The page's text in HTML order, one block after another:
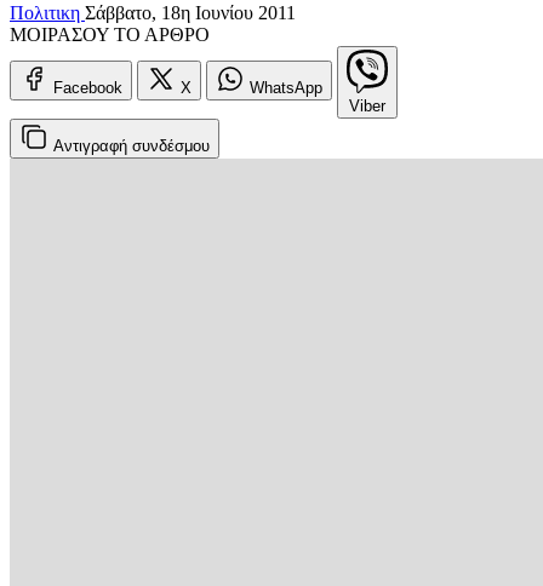
Πολιτικη Σάββατο, 18η Ιουνίου 2011
ΜΟΙΡΑΣΟΥ ΤΟ ΑΡΘΡΟ
Facebook X
WhatsApp
Viber
Αντιγραφή συνδέσμου